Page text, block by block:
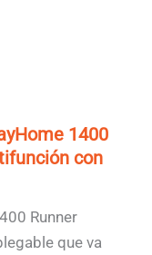
1400
con
Runner
que va